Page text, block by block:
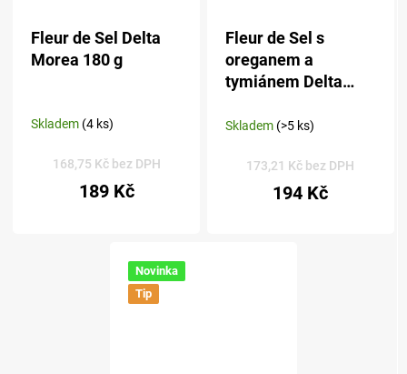
Fleur de Sel Delta
Morea 180 g
Skladem (4 ks)
168,75 Kč bez DPH
189 Kč
Fleur de Sel s
oreganem a
tymiánem Delta
Skladem (>5 ks)
173,21 Kč bez DPH
194 Kč
Novinka
Tip